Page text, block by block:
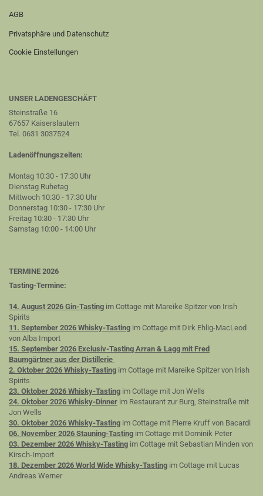
AGB
Privatsphäre und Datenschutz
Cookie Einstellungen
UNSER LADENGESCHÄFT
Steinstraße 16
67657 Kaiserslautern
Tel. 0631 3037524
Ladenöffnungszeiten:
Montag 10:30 - 17:30 Uhr
Dienstag Ruhetag
Mittwoch 10:30 - 17:30 Uhr
Donnerstag 10:30 - 17:30 Uhr
Freitag 10:30 - 17:30 Uhr
Samstag 10:00 - 14:00 Uhr
TERMINE 2026
Tasting-Termine:
14. August 2026 Gin-Tasting im Cottage mit Mareike Spitzer von Irish
Spirits
11. September 2026 Whisky-Tasting im Cottage mit Dirk Ehlig-MacLeod
von Alba Import
15. September 2026 Exclusiv-Tasting Arran & Lagg mit Fred
Baumgärtner aus der Distillerie
2. Oktober 2026 Whisky-Tasting im Cottage mit Mareike Spitzer von Irish
Spirits
23. Oktober 2026 Whisky-Tasting im Cottage mit Jon Wells
24. Oktober 2026 Whisky-Dinner im Restaurant zur Burg, Steinstraße mit
Jon Wells
30. Oktober 2026 Whisky-Tasting im Cottage mit Pierre Kruff von Bacardi
06. November 2026 Stauning-Tasting im Cottage mit Dominik Peter
03. Dezember 2026 Whisky-Tasting im Cottage mit Sebastian Minden von
Kirsch-Import
18. Dezember 2026 World Wide Whisky-Tasting im Cottage mit Lucas
Andreas Werner